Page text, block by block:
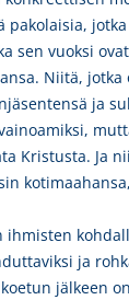
pakolaisia,
sen vuoksi
Niitä,
ja
Kristusta. Ja
ihmisten
ja
jälkeen